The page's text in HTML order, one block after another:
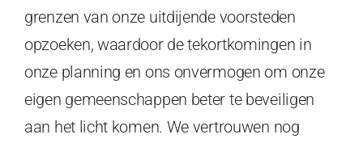
grenzen van onze uitdijende voorsteden
opzoeken, waardoor de tekortkomingen in
onze planning en ons onvermogen om onze
eigen gemeenschappen beter te beveiligen
aan het licht komen. We vertrouwen nog